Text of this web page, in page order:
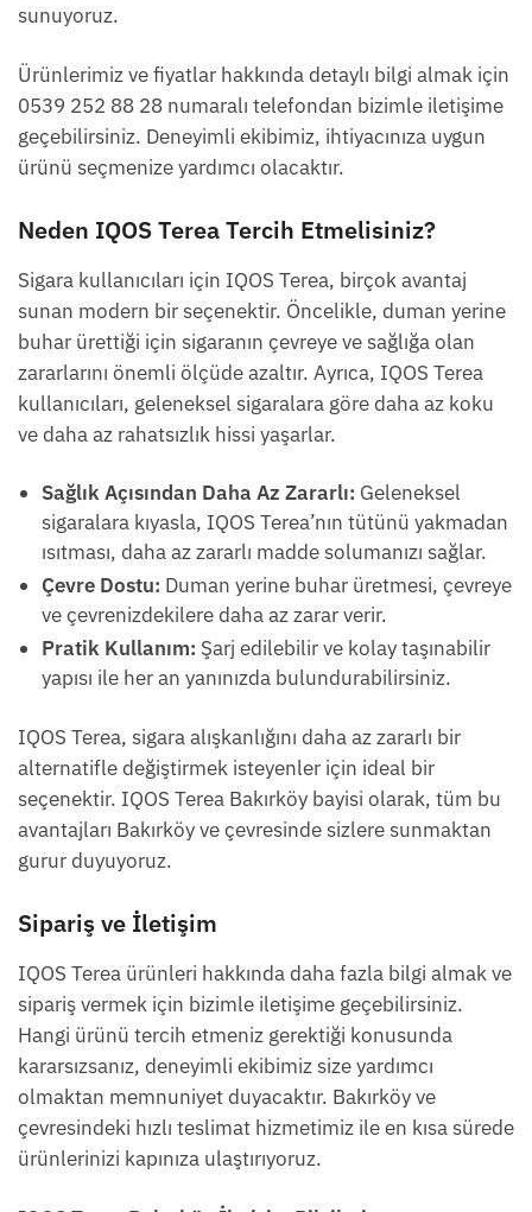
sunuyoruz.
Ürünlerimiz ve fiyatlar hakkında detaylı bilgi almak için
0539 252 88 28 numaralı telefondan bizimle iletişime
geçebilirsiniz. Deneyimli ekibimiz, ihtiyacınıza uygun
ürünü seçmenize yardımcı olacaktır.
Neden IQOS Terea Tercih Etmelisiniz?
Sigara kullanıcıları için IQOS Terea, birçok avantaj
sunan modern bir seçenektir. Öncelikle, duman yerine
buhar ürettiği için sigaranın çevreye ve sağlığa olan
zararlarını önemli ölçüde azaltır. Ayrıca, IQOS Terea
kullanıcıları, geleneksel sigaralara göre daha az koku
ve daha az rahatsızlık hissi yaşarlar.
Sağlık Açısından Daha Az Zararlı: Geleneksel
sigaralara kıyasla, IQOS Terea’nın tütünü yakmadan
ısıtması, daha az zararlı madde solumanızı sağlar.
Çevre Dostu: Duman yerine buhar üretmesi, çevreye
ve çevrenizdekilere daha az zarar verir.
Pratik Kullanım: Şarj edilebilir ve kolay taşınabilir
yapısı ile her an yanınızda bulundurabilirsiniz.
IQOS Terea, sigara alışkanlığını daha az zararlı bir
alternatifle değiştirmek isteyenler için ideal bir
seçenektir. IQOS Terea Bakırköy bayisi olarak, tüm bu
avantajları Bakırköy ve çevresinde sizlere sunmaktan
gurur duyuyoruz.
Sipariş ve İletişim
IQOS Terea ürünleri hakkında daha fazla bilgi almak ve
sipariş vermek için bizimle iletişime geçebilirsiniz.
Hangi ürünü tercih etmeniz gerektiği konusunda
kararsızsanız, deneyimli ekibimiz size yardımcı
olmaktan memnuniyet duyacaktır. Bakırköy ve
çevresindeki hızlı teslimat hizmetimiz ile en kısa sürede
ürünlerinizi kapınıza ulaştırıyoruz.